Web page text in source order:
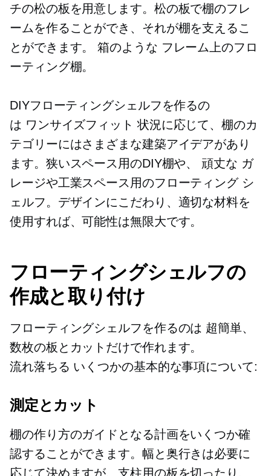
チの松の板を用意します。松の板で棚のフレ
ームを作ることができ、それが棚を支えるこ
とができます。箱のような フレーム上のフロ
ーティング棚。
DIYフローティングシェルフを作るの
は ワンサイズフィット 状況に応じて、棚のカ
テゴリーにはさまざまな建築アイデアがあり
ます。狭いスペース用のDIY棚や、頑丈な ガ
レージや工業スペース用のフローティング シ
ェルフ。デザインにこだわり、適切な材料を
使用すれば、可能性は無限大です。
フローティングシェルフの
作成と取り付け
フローティングシェルフを作るのは 超簡単、
数枚の板とカットだけで作れます。
流れ落ちる いくつかの基本的な事項について:
測定とカット
棚の作り方のガイドとなる計画をいくつか確
認することができます。幅と奥行きは必要に
応じて決めますが、支柱用の板を切ったり、